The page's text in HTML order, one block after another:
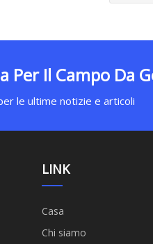
Per Il Campo Da
le ultime notizie e articoli
LINK
Casa
Chi siamo